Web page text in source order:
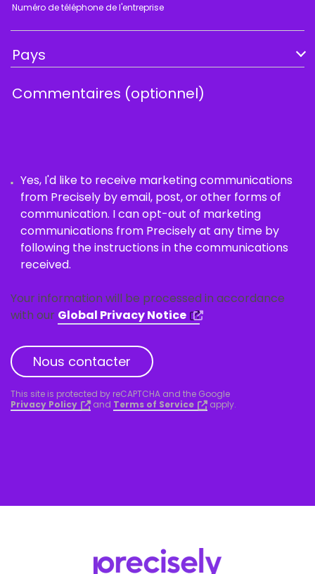
Numéro de téléphone de l'entreprise
Yes, I'd like to receive marketing communications
from Precisely by email, post, or other forms of
communication. I can opt-out of marketing
communications from Precisely at any time by
following the instructions in the communications
received.
Your information will be processed in accordance
with our Global Privacy Notice
Nous contacter
This site is protected by reCAPTCHA and the Google
Privacy Policy
and Terms of Service apply.